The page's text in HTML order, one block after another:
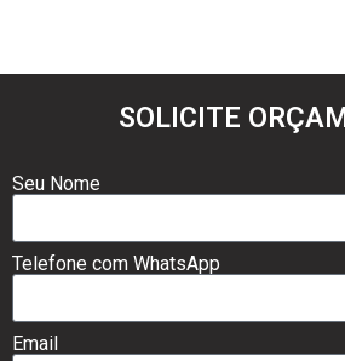
SOLICITE
Seu Nome
Telefone com WhatsApp
Email